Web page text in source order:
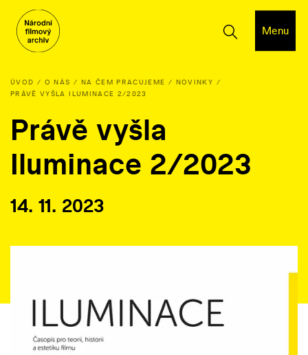
Menu
ÚVOD O NÁS NA ČEM PRACUJEME
NOVINKY
PRÁVĚ VYŠLA ILUMINACE 2/2023
Právě vyšla
Iluminace 2/2023
14. 11. 2023